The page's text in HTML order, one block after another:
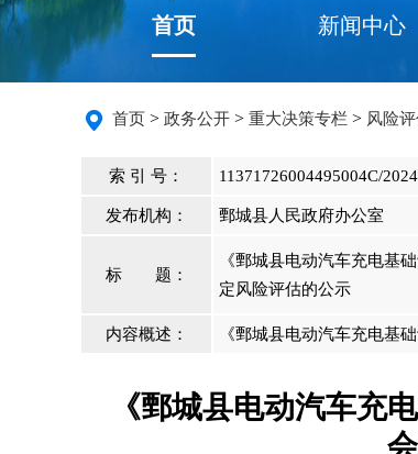
首页 新闻中心
首页 > 政务公开 > 重大决策专栏 > 风险
索 引 号： 11371726004495004C/
发布机构： 鄄城县人民政府办公室
标 题：
《鄄城县电动汽车充电基
定风险评估的公示
内容概述： 《鄄城县电动汽车充电基
《鄄城县电动汽车充